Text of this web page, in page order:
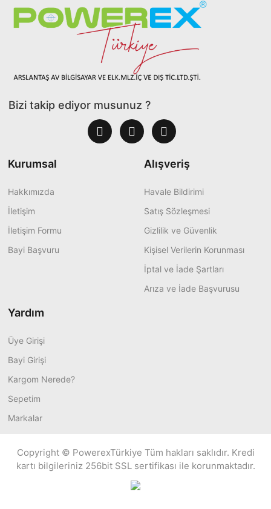
Bizi takip ediyor musunuz ?
Kurumsal
Hakkımızda
İletişim
İletişim Formu
Bayi Başvuru
Alışveriş
Havale Bildirimi
Satış Sözleşmesi
Gizlilik ve Güvenlik
Kişisel Verilerin Korunması
İptal ve İade Şartları
Arıza ve İade Başvurusu
Yardım
Üye Girişi
Bayi Girişi
Kargom Nerede?
Sepetim
Markalar
Copyright © PowerexTürkiye Tüm hakları saklıdır. Kredi
kartı bilgileriniz 256bit SSL sertifikası ile korunmaktadır.